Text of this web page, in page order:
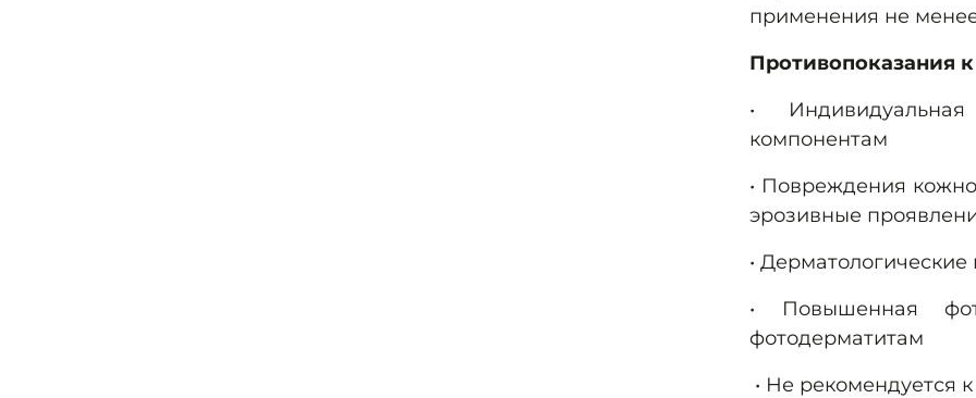
Экстракт конского
капилляры, что
Декстран (Dextran)
обеспечивая лучшее
Ванилил бутиловый
согревающим
головы, что
применения не
Противопоказания
•
компонентам
• Повреждения
эрозивные
• Дерматологические
•
Повышенная
фотодерматитам
• Не рекомендуется